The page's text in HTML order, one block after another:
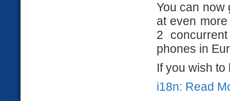
You can now
at even
2
phones in
If you wish
i18n: Read